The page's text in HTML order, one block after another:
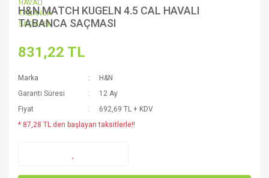
H&N MATCH KUGELN 4.5 CAL HAVALI
TABANCA SAÇMASI
831,22 TL
Marka
H&N
Garanti Süresi
12 Ay
Fiyat
692,69 TL + KDV
* 87,28 TL den başlayan taksitlerle!!